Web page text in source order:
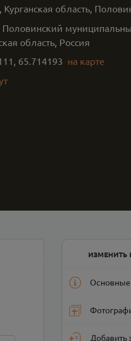
Курганская область,
область, Россия
, 65.714193 на карте
ИЗМЕНИТЬ
Добавить